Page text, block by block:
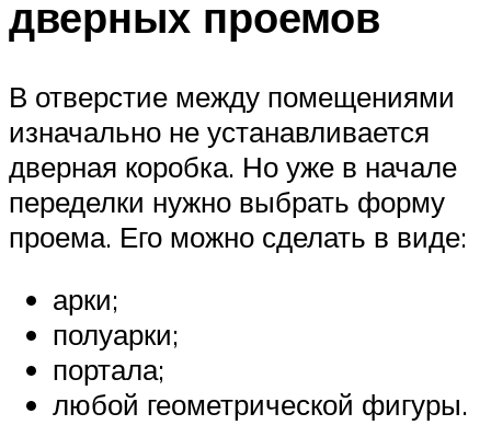
дверных проемов
В отверстие между помещениями
изначально не устанавливается
дверная коробка. Но уже в начале
переделки нужно выбрать форму
проема. Его можно сделать в виде:
арки;
полуарки;
портала;
любой геометрической фигуры.